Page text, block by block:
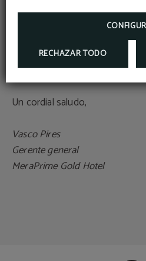
RECHAZAR TODO
Gracias por considerar el
estadía. Esperamos con
esperamos superar sus
sentidos.
Un cordial saludo,
Vasco Pires
Gerente general
MeraPrime Gold Hotel